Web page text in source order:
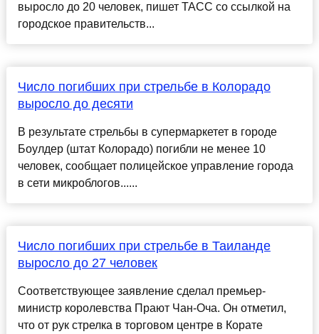
выросло до 20 человек, пишет ТАСС со ссылкой на
городское правительств...
Число погибших при стрельбе в Колорадо
выросло до десяти
В результате стрельбы в супермаркетет в городе
Боулдер (штат Колорадо) погибли не менее 10
человек, сообщает полицейское управление города
в сети микроблогов......
Число погибших при стрельбе в Таиланде
выросло до 27 человек
Соответствующее заявление сделал премьер-
министр королевства Прают Чан-Оча. Он отметил,
что от рук стрелка в торговом центре в Корате